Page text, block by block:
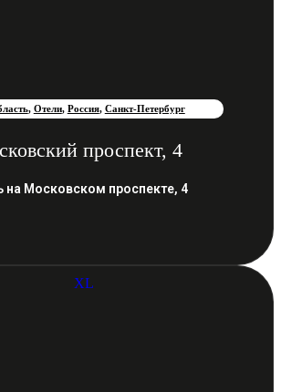
, Отели, Россия, Санкт-Петербург
проспект, 4
на Московском проспекте, 4